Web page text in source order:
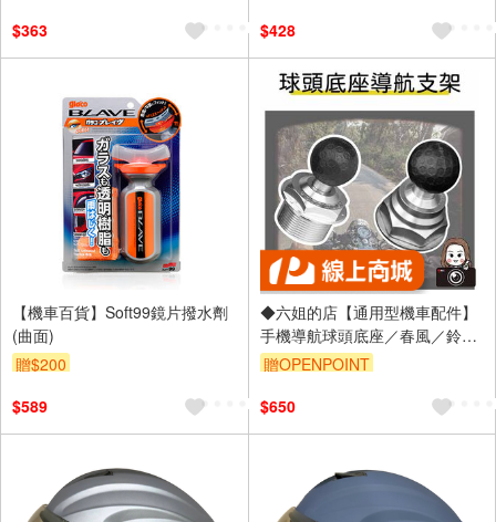
$363
$428
【機車百貨】Soft99鏡片撥水劑
(曲面)
贈$200
$589
◆六姐的店【通用型機車配件】
手機導航球頭底座／春風／鈴木
／QJ賽系列
贈OPENPOINT
$650